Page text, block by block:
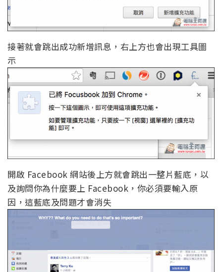
接著就會跳出成功新增訊息，右上方也會出現工具圖
示
開啟 Facebook 網站後上方就會跳出一整片藍底，以
及詢問你為什麼要上 Facebook，你必須要輸入原
因，這藍底及問題才會消失